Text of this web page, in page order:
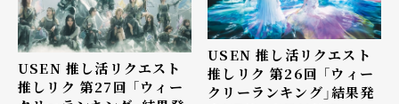
USEN 推し活リクエスト
推しリク 第27回 「ウィー
USEN 推し活リクエスト
推しリク 第26回 「ウィー
クリーランキング」結果発